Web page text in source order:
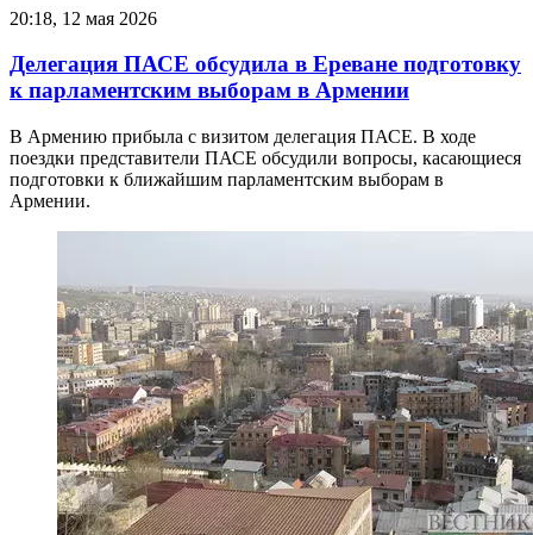
20:18, 12 мая 2026
Делегация ПАСЕ обсудила в Ереване подготовку
к парламентским выборам в Армении
В Армению прибыла с визитом делегация ПАСЕ. В ходе
поездки представители ПАСЕ обсудили вопросы, касающиеся
подготовки к ближайшим парламентским выборам в
Армении.